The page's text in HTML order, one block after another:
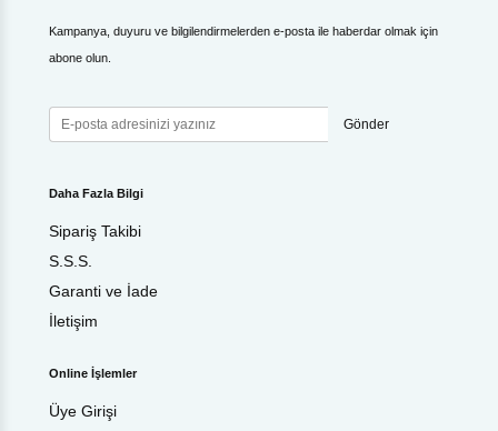
Kampanya, duyuru ve bilgilendirmelerden e-posta ile haberdar olmak için
abone olun.
Gönder
Daha Fazla Bilgi
Sipariş Takibi
S.S.S.
Garanti ve İade
İletişim
Online İşlemler
Üye Girişi